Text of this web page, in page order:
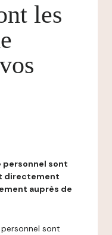
les
personnel sont
directement
auprès de
personnel sont